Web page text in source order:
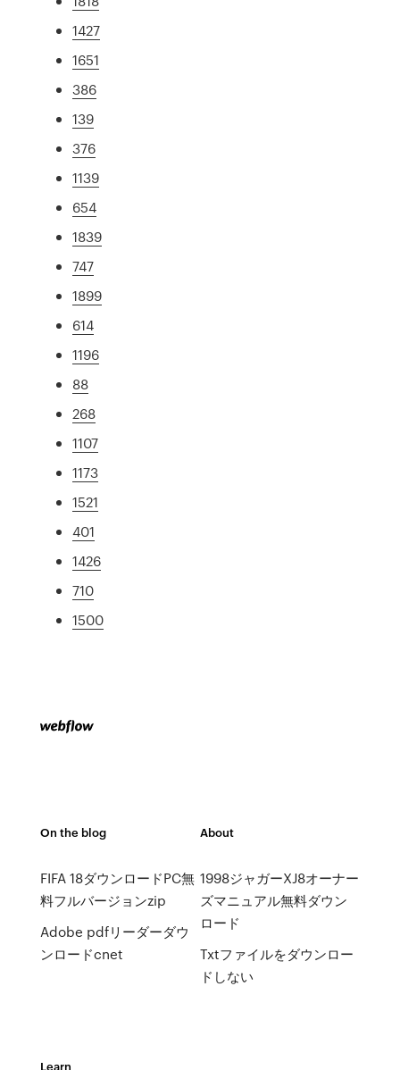
1427
1651
386
139
376
1139
654
1839
747
1899
614
1196
88
268
1107
1173
1521
401
1426
710
1500
On the blog
FIFA 18ダウンロードPC無
料フルバージョンzip
Adobe pdfリーダーダウ
ンロードcnet
About
1998ジャガーXJ8オーナー
ズマニュアル無料ダウン
ロード
Txtファイルをダウンロー
ドしない
Learn